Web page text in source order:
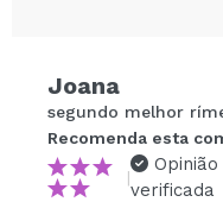
Seu vídeo pode
Recomenda
Joana
segundo melhor
Recomenda esta
|
Opinião
verificada